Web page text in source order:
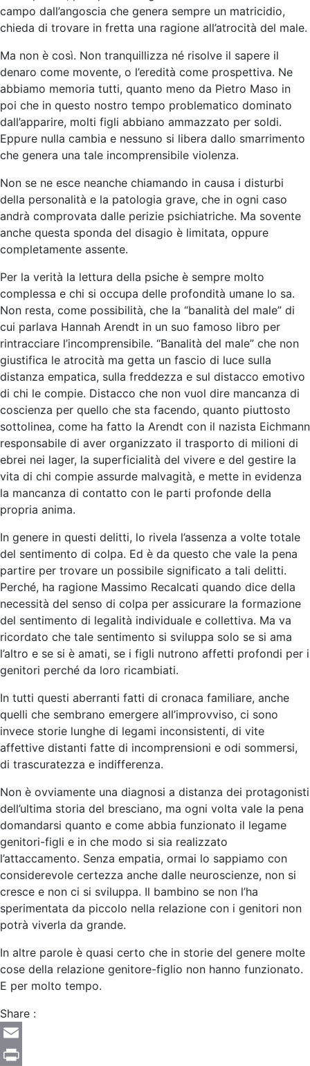
campo dall’angoscia che genera sempre un matricidio,
chieda di trovare in fretta una ragione all’atrocità del male.
Ma non è così. Non tranquillizza né risolve il sapere il
denaro come movente, o l’eredità come prospettiva. Ne
abbiamo memoria tutti, quanto meno da Pietro Maso in
poi che in questo nostro tempo problematico dominato
dall’apparire, molti figli abbiano ammazzato per soldi.
Eppure nulla cambia e nessuno si libera dallo smarrimento
che genera una tale incomprensibile violenza.
Non se ne esce neanche chiamando in causa i disturbi
della personalità e la patologia grave, che in ogni caso
andrà comprovata dalle perizie psichiatriche. Ma sovente
anche questa sponda del disagio è limitata, oppure
completamente assente.
Per la verità la lettura della psiche è sempre molto
complessa e chi si occupa delle profondità umane lo sa.
Non resta, come possibilità, che la “banalità del male” di
cui parlava Hannah Arendt in un suo famoso libro per
rintracciare l’incomprensibile. “Banalità del male” che non
giustifica le atrocità ma getta un fascio di luce sulla
distanza empatica, sulla freddezza e sul distacco emotivo
di chi le compie. Distacco che non vuol dire mancanza di
coscienza per quello che sta facendo, quanto piuttosto
sottolinea, come ha fatto la Arendt con il nazista Eichmann
responsabile di aver organizzato il trasporto di milioni di
ebrei nei lager, la superficialità del vivere e del gestire la
vita di chi compie assurde malvagità, e mette in evidenza
la mancanza di contatto con le parti profonde della
propria anima.
In genere in questi delitti, lo rivela l’assenza a volte totale
del sentimento di colpa. Ed è da questo che vale la pena
partire per trovare un possibile significato a tali delitti.
Perché, ha ragione Massimo Recalcati quando dice della
necessità del senso di colpa per assicurare la formazione
del sentimento di legalità individuale e collettiva. Ma va
ricordato che tale sentimento si sviluppa solo se si ama
l’altro e se si è amati, se i figli nutrono affetti profondi per i
genitori perché da loro ricambiati.
In tutti questi aberranti fatti di cronaca familiare, anche
quelli che sembrano emergere all’improvviso, ci sono
invece storie lunghe di legami inconsistenti, di vite
affettive distanti fatte di incomprensioni e odi sommersi,
di trascuratezza e indifferenza.
Non è ovviamente una diagnosi a distanza dei protagonisti
dell’ultima storia del bresciano, ma ogni volta vale la pena
domandarsi quanto e come abbia funzionato il legame
genitori-figli e in che modo si sia realizzato
l’attaccamento. Senza empatia, ormai lo sappiamo con
considerevole certezza anche dalle neuroscienze, non si
cresce e non ci si sviluppa. Il bambino se non l’ha
sperimentata da piccolo nella relazione con i genitori non
potrà viverla da grande.
In altre parole è quasi certo che in storie del genere molte
cose della relazione genitore-figlio non hanno funzionato.
E per molto tempo.
Share :
Email